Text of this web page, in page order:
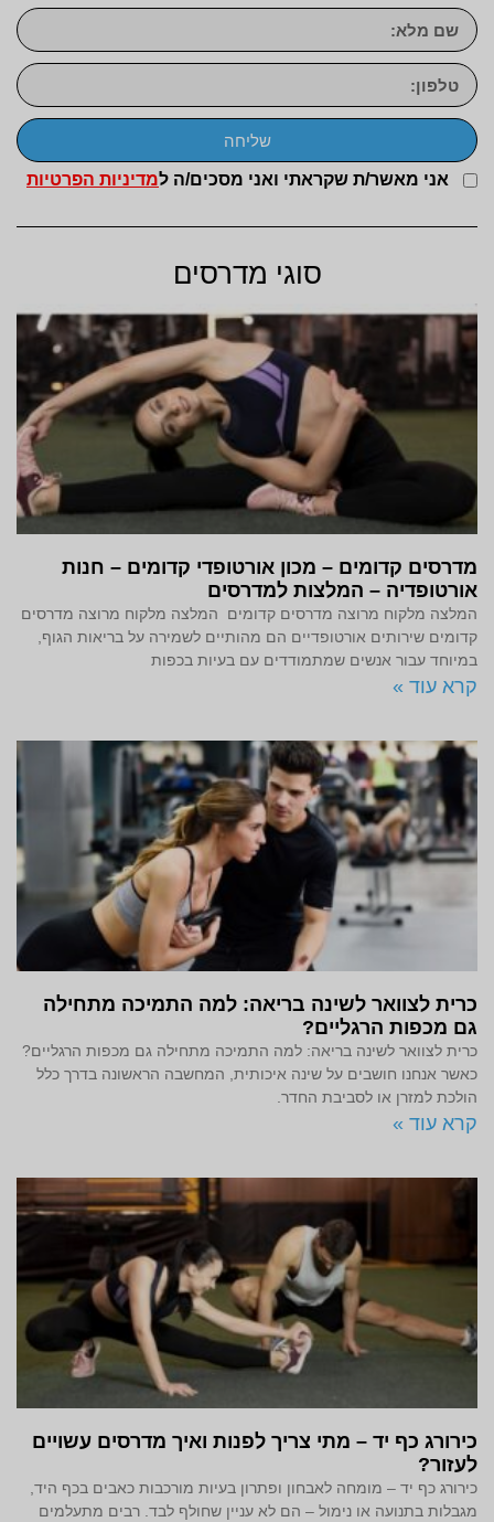
אני מאשר/ת שקראתי ואני מסכים/ה למדיניות הפרטיות
שליחה
סוגי מדרסים
מדרסים קדומים – מכון אורטופדי קדומים – חנות
אורטופדיה – המלצות למדרסים
המלצה מלקוח מרוצה מדרסים קדומים המלצה מלקוח מרוצה מדרסים
קדומים שירותים אורטופדיים הם מהותיים לשמירה על בריאות הגוף,
במיוחד עבור אנשים שמתמודדים עם בעיות בכפות
קרא עוד »
כרית לצוואר לשינה בריאה: למה התמיכה מתחילה
גם מכפות הרגליים?
כרית לצוואר לשינה בריאה: למה התמיכה מתחילה גם מכפות הרגליים?
כאשר אנחנו חושבים על שינה איכותית, המחשבה הראשונה בדרך כלל
הולכת למזרן או לסביבת החדר.
קרא עוד »
כירורג כף יד – מתי צריך לפנות ואיך מדרסים עשויים
לעזור?
כירורג כף יד – מומחה לאבחון ופתרון בעיות מורכבות כאבים בכף היד,
מגבלות בתנועה או נימול – הם לא עניין שחולף לבד. רבים מתעלמים